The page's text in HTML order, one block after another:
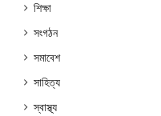
শিক্ষা
সংগঠন
সমাবেশ
সাহিত্য
স্বাস্থ্য